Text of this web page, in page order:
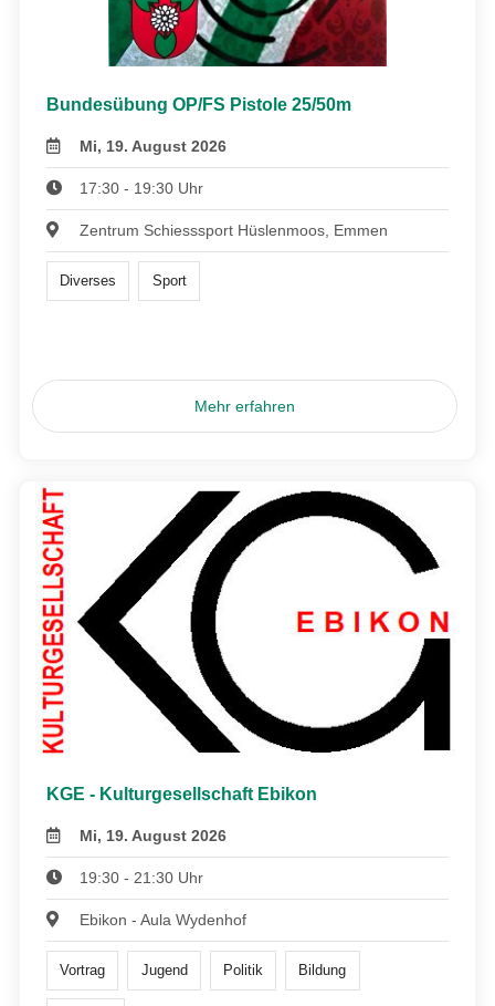
Bundesübung OP/FS Pistole 25/50m
Mi, 19. August 2026
17:30 - 19:30 Uhr
Zentrum Schiesssport Hüslenmoos, Emmen
Diverses Sport
Mehr erfahren
KGE - Kulturgesellschaft Ebikon
Mi, 19. August 2026
19:30 - 21:30 Uhr
Ebikon - Aula Wydenhof
Vortrag Jugend Politik Bildung